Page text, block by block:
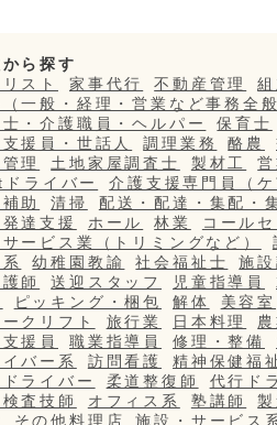
ら探す
スト
家事代行 不動産管理 組
一般・経理・営業など事務全般
・介護職員・ヘルパー
保育士
援員・世話人
調理業務 酪農
理
土地家屋調査士 製材工
ライバー
介護支援専門員（ケ
助
清掃 配送・配達・集配・
達支援
ホール 林業 コール
ービス業（トリミングなど）
幼稚園教諭 社会福祉士 施
師
送迎スタッフ 児童指導員
ピッキング・梱包 解体 美容室
クリフト
旅行業 日本料理
援員
職業指導員 修理・整備
イバー系
訪問看護 精神保健福
ライバー
柔道整復師 代行ド
査技師
オフィス系 塾講師
その他料理店 施設・サービス